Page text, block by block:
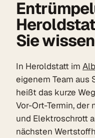
Sie
In Heroldstatt im
eigenem Team aus
heißt das kurze
Vor-Ort-Termin, der
und Elektroschrott
nächsten